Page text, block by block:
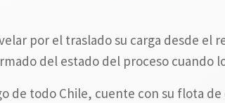
por el traslado su carga desde
del estado del proceso cuando
de todo Chile, cuente con su flota